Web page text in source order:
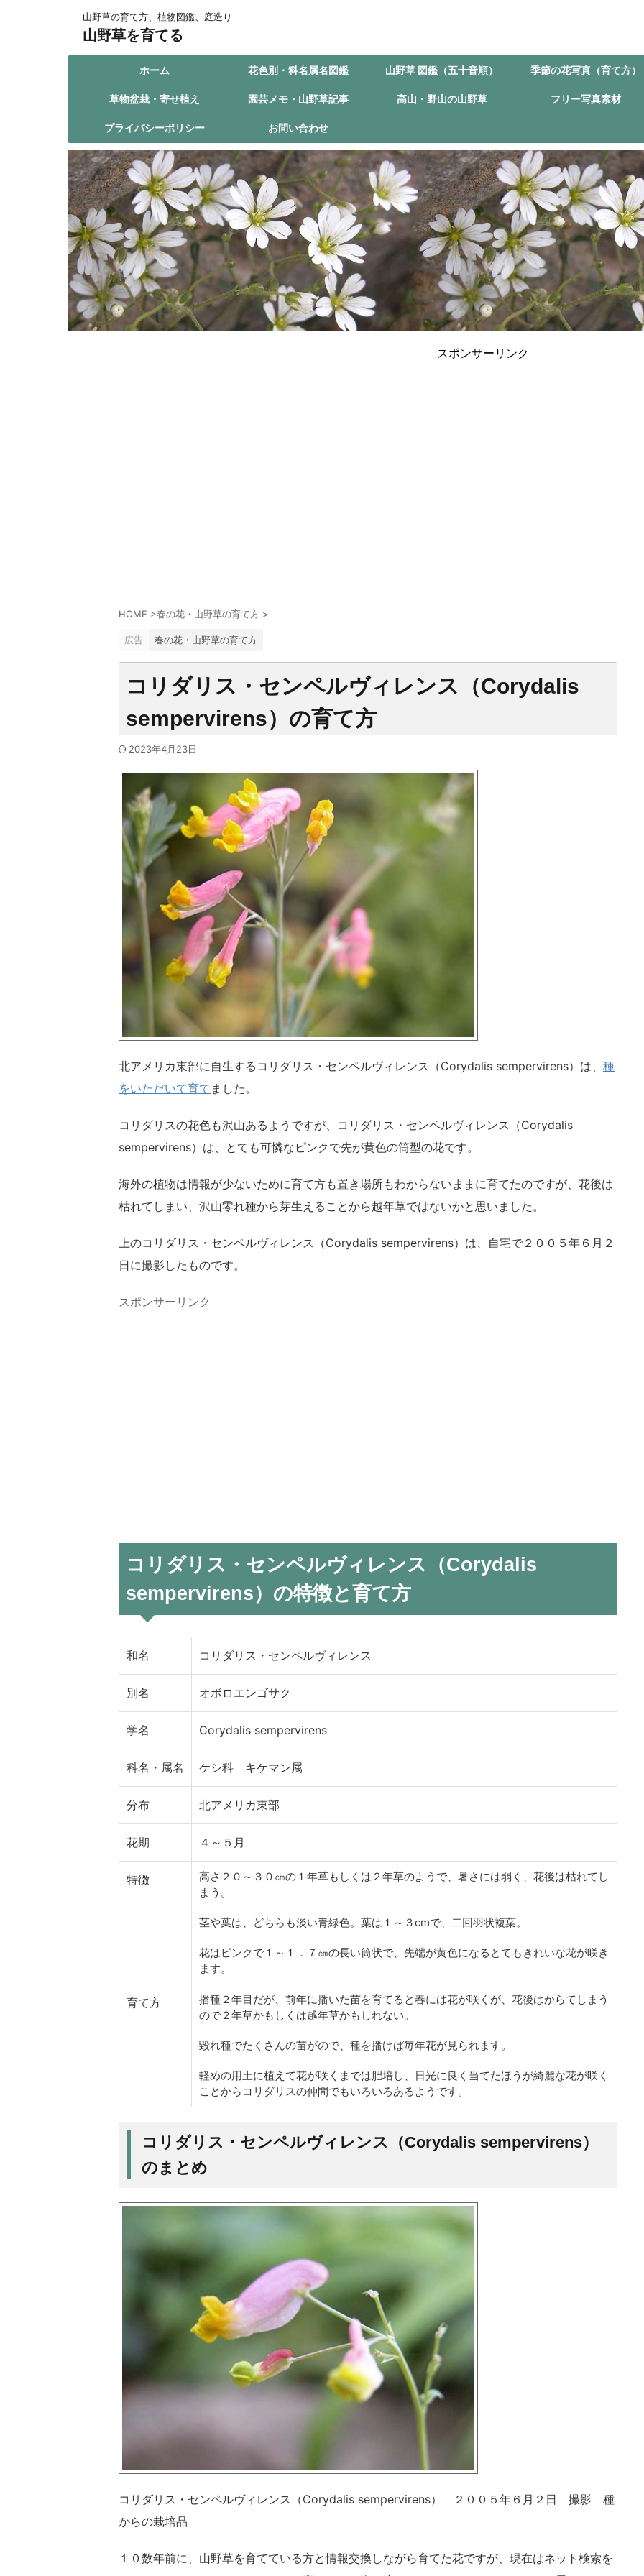
山野草の育て方、植物図鑑、庭造り
山野草を育てる
ホーム 花色別・科名属名図鑑 山野草 図鑑（五十音順） 季節の花写真（育て方）
草物盆栽・寄せ植え 園芸メモ・山野草記事 高山・野山の山野草 フリー写真素材
プライバシーポリシー お問い合わせ
スポンサーリンク
HOME >春の花・山野草の育て方 >
広告 春の花・山野草の育て方
コリダリス・センペルヴィレンス（Corydalis
sempervirens）の育て方
2023年4月23日
北アメリカ東部に自生するコリダリス・センペルヴィレンス（Corydalis sempervirens）は、 種
をいただいて育て ました。
コリダリスの花色も沢山あるようですが、コリダリス・センペルヴィレンス（Corydalis
sempervirens）は、とても可憐なピンクで先が黄色の筒型の花です。
海外の植物は情報が少ないために育て方も置き場所もわからないままに育てたのですが、花後は
枯れてしまい、沢山零れ種から芽生えることから越年草ではないかと思いました。
上のコリダリス・センペルヴィレンス（Corydalis sempervirens）は、自宅で２００５年６月２
日に撮影したものです。
スポンサーリンク
コリダリス・センペルヴィレンス（Corydalis
sempervirens）の特徴と育て方
和名 コリダリス・センペルヴィレンス
別名 オボロエンゴサク
学名 Corydalis sempervirens
科名・属名 ケシ科 キケマン属
分布 北アメリカ東部
花期 ４～５月
特徴
高さ２０～３０㎝の１年草もしくは２年草のようで、暑さには弱く、花後は枯れてし
まう。
茎や葉は、どちらも淡い青緑色。葉は１～３cmで、二回羽状複葉。
花はピンクで１～１．７㎝の長い筒状で、先端が黄色になるとてもきれいな花が咲き
ます。
育て方
播種２年目だが、前年に播いた苗を育てると春には花が咲くが、花後はからてしまう
ので２年草かもしくは越年草かもしれない。
毀れ種でたくさんの苗がので、種を播けば毎年花が見られます。
軽めの用土に植えて花が咲くまでは肥培し、日光に良く当てたほうが綺麗な花が咲く
ことからコリダリスの仲間でもいろいろあるようです。
コリダリス・センペルヴィレンス（Corydalis sempervirens）
のまとめ
コリダリス・センペルヴィレンス（Corydalis sempervirens） ２００５年６月２日 撮影 種
からの栽培品
１０数年前に、山野草を育てている方と情報交換しながら育てた花ですが、現在はネット検索を